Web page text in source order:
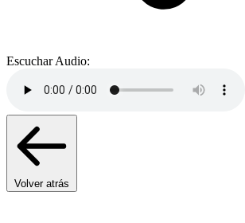
Escuchar Audio:
Volver atrás